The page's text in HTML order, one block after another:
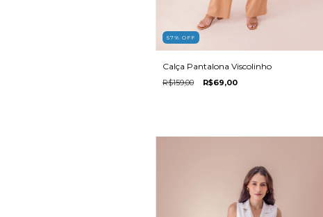
57% OFF
Calça Pantalona Viscolinho
R$159,00 R$69,00